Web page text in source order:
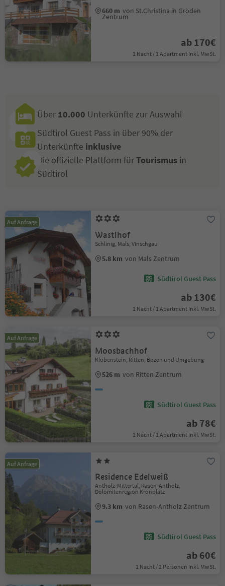
660 m von St.Christina in Gröden
Zentrum
ab 170€
1 Nacht / 1 Apartment Inkl. MwSt.
Über 10.000 Unterkünfte zur Auswahl
Südtirol Guest Pass in über 90% der
Unterkünfte inklusive
Die offizielle Plattform fürTourismus in
Südtirol
Auf Anfrage
Wastlhof
Schlinig, Mals, Vinschgau
5.8 km von Mals Zentrum
Südtirol Guest Pass
ab 130€
1 Nacht / 1 Apartment Inkl. MwSt.
Auf Anfrage
Moosbachhof
Klobenstein, Ritten, Bozen und Umgebung
526 m von Ritten Zentrum
Südtirol Guest Pass
ab 78€
1 Nacht / 1 Apartment Inkl. MwSt.
Auf Anfrage
Residence Edelweiß
Antholz-Mittertal, Rasen-Antholz,
Dolomitenregion Kronplatz
9.3 km von Rasen-Antholz Zentrum
Südtirol Guest Pass
ab 60€
1 Nacht / 2 Personen Inkl. MwSt.